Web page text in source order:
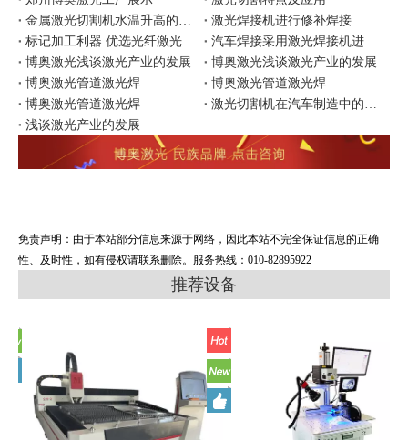
金属激光切割机水温升高的原因
激光焊接机进行修补焊接
标记加工利器 优选光纤激光打标
汽车焊接采用激光焊接机进行焊接有哪些优势
博奥激光浅谈激光产业的发展
博奥激光浅谈激光产业的发展
博奥激光管道激光焊
博奥激光管道激光焊
博奥激光管道激光焊
激光切割机在汽车制造中的应用
浅谈激光产业的发展
免责声明：由于本站部分信息来源于网络，因此本站不完全保证信息的正确
性、及时性，如有侵权请联系删除。服务热线：010-82895922
推荐设备